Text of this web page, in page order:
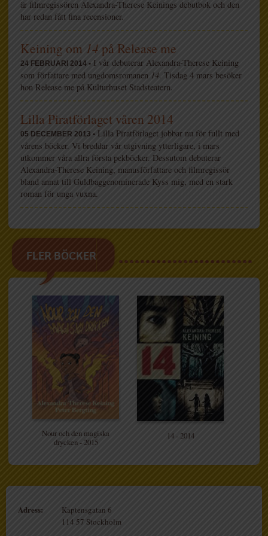
är filmregissören Alexandra-Therese Keinings debutbok och den
har redan fått fina recensioner.
Keining om 14 på Release me
24 FEBRUARI 2014 • I vår debuterar Alexandra-Therese Keining
som författare med ungdomsromanen 14. Tisdag 4 mars besöker
hon Release me på Kulturhuset Stadsteatern.
Lilla Piratförlaget våren 2014
05 DECEMBER 2013 • Lilla Piratförlaget jobbar nu för fullt med
vårens böcker. Vi breddar vår utgivning ytterligare, i mars
utkommer våra allra första pekböcker. Dessutom debuterar
Alexandra-Therese Keining, manusförfattare och filmregissör
bland annat till Guldbaggenominerade Kyss mig, med en stark
roman för unga vuxna.
FLER BÖCKER
Nour och den magiska
drycken - 2015
14 - 2014
Adress:
Kaptensgatan 6
114 57 Stockholm